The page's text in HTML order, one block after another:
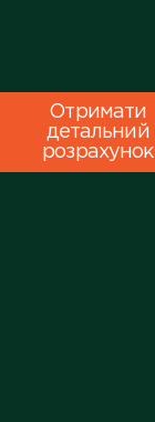
Отримати
детальний
розрахунок